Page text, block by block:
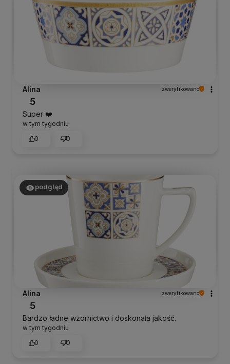
Alina zweryfikowano
5
Super ❤️
w tym tygodniu
0
0
podgląd
Alina zweryfikowano
5
Bardzo ładne wzornictwo i doskonała jakość.
w tym tygodniu
0
0